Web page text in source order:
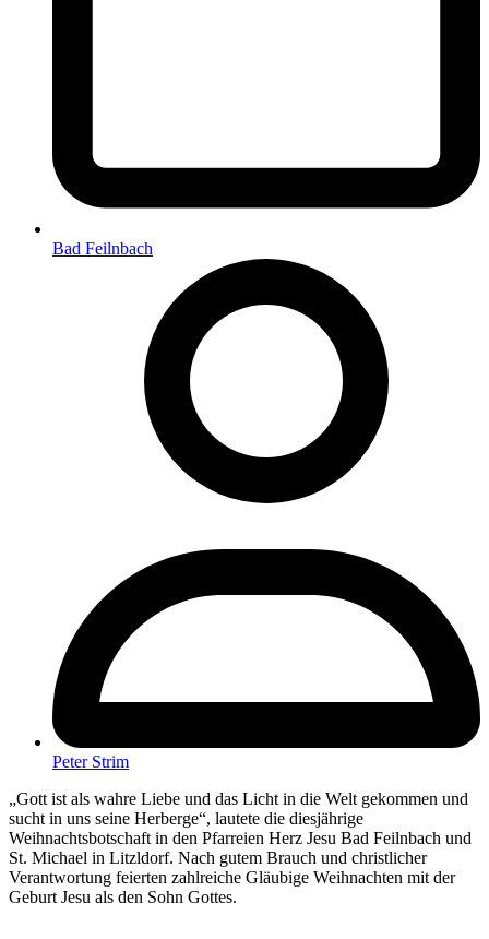
Bad Feilnbach
Peter Strim
„Gott ist als wahre Liebe und das Licht in die Welt gekommen und
sucht in uns seine Herberge“, lautete die diesjährige
Weihnachtsbotschaft in den Pfarreien Herz Jesu Bad Feilnbach und
St. Michael in Litzldorf. Nach gutem Brauch und christlicher
Verantwortung feierten zahlreiche Gläubige Weihnachten mit der
Geburt Jesu als den Sohn Gottes.